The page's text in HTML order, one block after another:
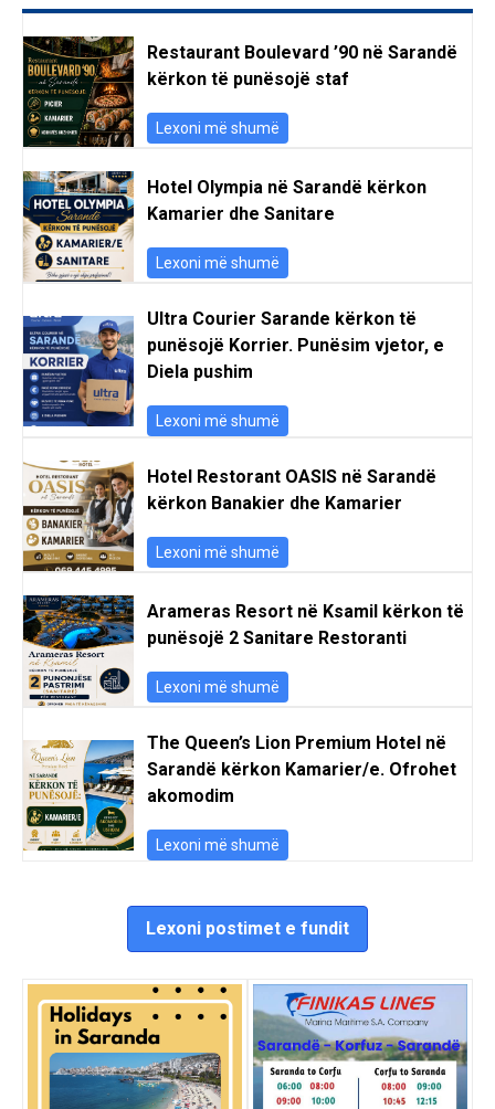
Restaurant Boulevard ’90 në Sarandë
kërkon të punësojë staf
Lexoni më shumë
Hotel Olympia në Sarandë kërkon
Kamarier dhe Sanitare
Lexoni më shumë
Ultra Courier Sarande kërkon të
punësojë Korrier. Punësim vjetor, e
Diela pushim
Lexoni më shumë
Hotel Restorant OASIS në Sarandë
kërkon Banakier dhe Kamarier
Lexoni më shumë
Arameras Resort në Ksamil kërkon të
punësojë 2 Sanitare Restoranti
Lexoni më shumë
The Queen’s Lion Premium Hotel në
Sarandë kërkon Kamarier/e. Ofrohet
akomodim
Lexoni më shumë
Lexoni postimet e fundit